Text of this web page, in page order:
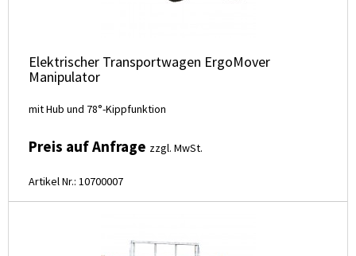
Elektrischer Transportwagen ErgoMover
Manipulator
mit Hub und 78°-Kippfunktion
Preis auf Anfrage zzgl. MwSt.
Artikel Nr.: 10700007